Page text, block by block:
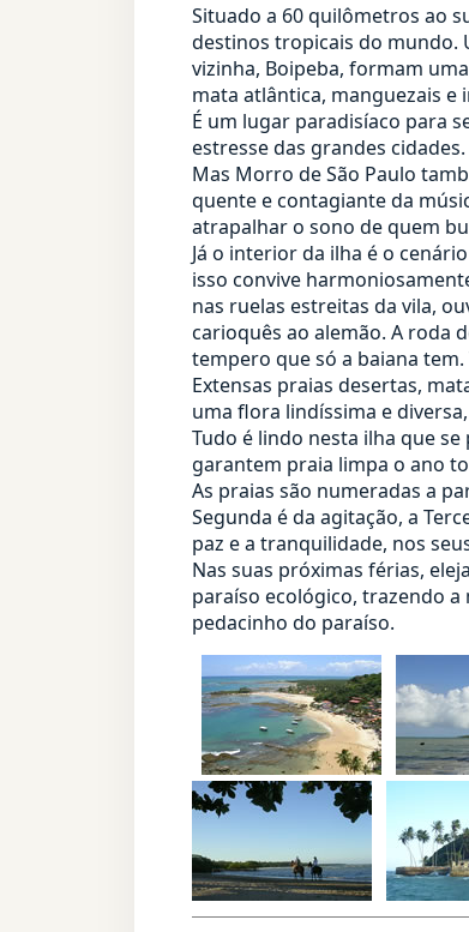
Situado a 60 quilômetros ao
destinos tropicais do mundo.
vizinha, Boipeba, formam
mata atlântica, manguezais
É um lugar paradisíaco para
estresse das grandes cidades.
Mas Morro de São Paulo
quente e contagiante da
atrapalhar o sono de quem
Já o interior da ilha é o
isso convive
nas ruelas estreitas da vila,
carioquês ao alemão. A roda
tempero que só a baiana
Extensas praias desertas,
uma flora lindíssima e
Tudo é lindo nesta ilha que
garantem praia limpa o ano
As praias são numeradas a
Segunda é da agitação, a
paz e a tranquilidade, nos
Nas suas próximas férias,
paraíso ecológico, trazendo
pedacinho do paraíso.